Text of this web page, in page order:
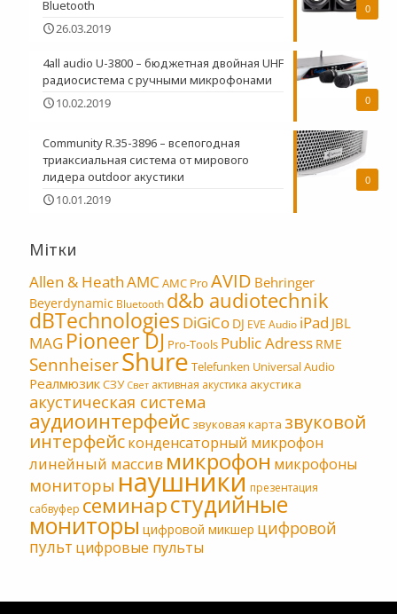
0
Bluetooth
26.03.2019
0
4all audio U-3800 – бюджетная двойная UHF
радиосистема c ручными микрофонами
10.02.2019
0
Community R.35-3896 – всепогодная
триаксиальная система от мирового
лидера outdoor акустики
10.01.2019
Мітки
Allen & HeathAMC AMC Pro AVID Behringer
Beyerdynamic Bluetooth d&b audiotechnik
dBTechnologies DiGiCo DJ EVE Audio iPad JBL
MAG Pioneer DJ Pro-Tools Public Adress RME
SennheiserShure Telefunken Universal Audio
РеалмюзикСЗУ Свет активная акустика акустика
акустическая система
аудиоинтерфейс звуковая карта звуковой
интерфейсконденсаторный микрофон
линейный массив микрофон микрофоны
мониторы наушники презентация
сабвуфер семинарстудийные
мониторы цифровой микшер цифровой
пульт цифровые пульты